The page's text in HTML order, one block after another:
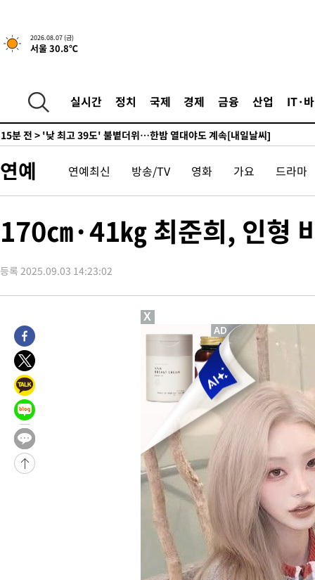
2026.08.07 (금)
서울 30.8℃
실시간 정치 국제 경제 금융 산업 IT·
-2074초 전 >[속보]합참 "北 발사체는 단거리탄도미사일…감시·경계태세
-1822초 전 >日방위성, 北이 동해로 쏜 발사체는 탄도미사일 가능성
5분 전 >[속보]합참 "북, 동해상으로 미상 발사체 발사"
'낮 최고 39도' 불볕더위…한밤 열대야도 계속[내일날씨]
16분 전 > [속보]7~9일 프로야구 3연전도 폭염 취소…11일 재개
24분 전 >
'월드컵 탈락 후폭풍' 축구협회…초유의 압수수색에 '충격·당황'
27분 전 >서울 낮 37.9도, 올여름 최고치 경신…영등포 순간 '40도'
1시간 전 >[속보]코스닥, 800p 회복…0.26% 오른 801.67 마감
1시간 전 >[속보]원·달러 환율, 0.7원 내린 1423.8원 마감
2시간 전 >"여기 떨어졌다"…다누리, 스페이스X 로켓 달 충돌 흔적 포착
손흥민, 5경기 연속골 실패…LAFC는 승부차기 끝 과달라하라 격파
5시간 전 >
내일까지 39도 '펄펄'…기상청 "태풍 지나며 폭염 잠시 꺾인다"
-19584초 전 >
'월드컵 탈락 후폭풍' 축구협회…11시간 걸린 초유의 압수수
-19020초 전 >
[속보] 뉴욕증시, 혼조 출발…나스닥 0.3%↓, 다우 0.14%↑
-17813초 전 >
축구협회, 15년 전 심판 성 접대 파문에 "현재는 내부 지침 준
-16498초 전 >
경찰, '홍명보는 2순위' 결론냈던 스포츠윤리센터도 압수수색
-2094초 전 >
[속보]합참 "北 발사체는 단거리탄도미사일…감시·경계태세
-1842초 전 >
日방위성, 北이 동해로 쏜 발사체는 탄도미사일 가능성
-272초 전 >
[속보] SKT, 에이닷 서비스 장애 발생…"원인 파악 중"
[속보]합참 "북, 동해상으로 미상 발사체 발사"
'낮 최고 39도' 불볕더위…한밤 열대야도 계속[내일날씨]
[속보]7~9일 프로야구 3연전도 폭염 취소…11일 재개
"韓 외환시장 개입 관측 배경엔 美의 대한국 무역적자 있어"
'월드컵 탈락 후폭풍' 축구협회…초유의 압수수색에 '충격·당황'
연예 연예최신 방송/TV 영화 가요 드라마
170㎝·41㎏ 최준희, 인형
등록 2025.09.03 14:23:02
X